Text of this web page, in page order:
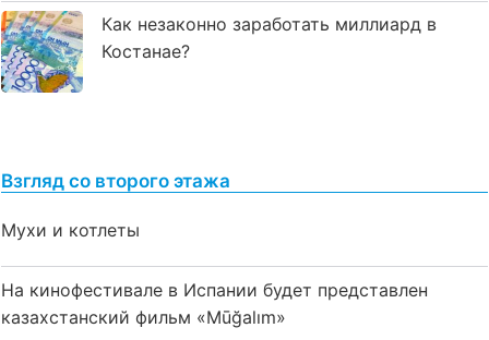
Как незаконно заработать миллиард в
Костанае?
Взгляд со второго этажа
Мухи и котлеты
На кинофестивале в Испании будет представлен
казахстанский фильм «Mūğalım»